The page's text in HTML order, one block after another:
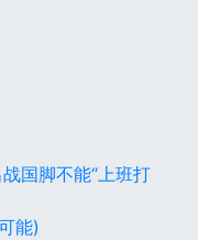
国脚不能“上班打
能)